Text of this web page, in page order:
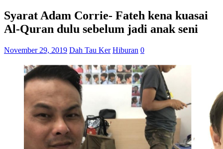
Syarat Adam Corrie- Fateh kena kuasai
Al-Quran dulu sebelum jadi anak seni
November 29, 2019 Dah Tau Ker Hiburan 0